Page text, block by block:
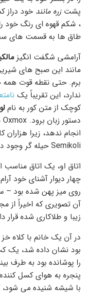
پشتزره مانند خود دراز
، شکم قهوه ای رنگ خود
طاق ها به قسمت های
آرامشی شگفت انگیز
مانند این صبح های
برم. حتی نقطه قوت همه
ندارد، این تقریباً یک
کوچک از متن کور به نام
انجام ندهد، زیرا
Semikoli حیله گر وجود داشت، اما متن کور کوچک گوش نداد.
اتاق او، یک اتاق
چهار دیوار آشنای خود
روی میز پهن شده بود –
آن تصویری که اخیراً از
زیبا و طلاکاری شده
در آن یک خانم با کلاه
بود نشان داده شد، یک
را پوشانده بود به طرف
پنجره به هوای کسل
با شیشه شنیده می شود،